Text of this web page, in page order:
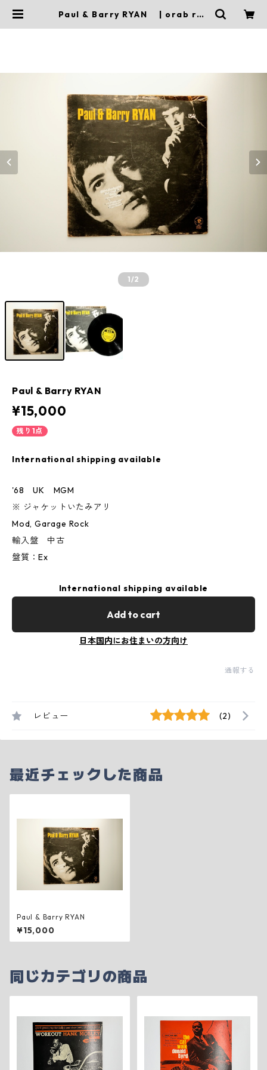
Paul & Barry RYAN | orab rec
1/2
Paul & Barry RYAN
¥15,000
残り1点
International shipping available
'68 UK MGM
※ ジャケットいたみアリ
Mod, Garage Rock
輸入盤 中古
盤質：Ex
International shipping available
Add to cart
日本国内にお住まいの方向け
通報する
レビュー (2)
最近チェックした商品
Paul & Barry RYAN
¥15,000
同じカテゴリの商品